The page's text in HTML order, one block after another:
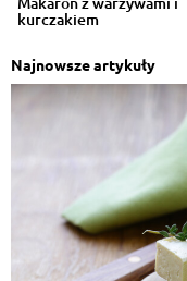
kurczakiem
Najnowsze artykuły